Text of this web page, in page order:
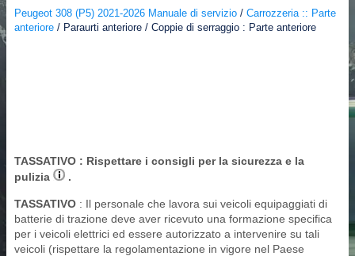
Peugeot 308 (P5) 2021-2026 Manuale di servizio / Carrozzeria :: Parte
anteriore / Paraurti anteriore / Coppie di serraggio : Parte anteriore
TASSATIVO : Rispettare i consigli per la sicurezza e la
pulizia
.
TASSATIVO : Il personale che lavora sui veicoli equipaggiati di
batterie di trazione deve aver ricevuto una formazione specifica
per i veicoli elettrici ed essere autorizzato a intervenire su tali
veicoli (rispettare la regolamentazione in vigore nel Paese